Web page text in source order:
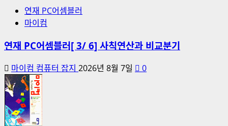
연재 PC어셈블러
마이컴
연재 PC어셈블러[ 3/ 6] 사칙연산과 비교분기
마이컴 컴퓨터 잡지 2026년 8월 7일 0